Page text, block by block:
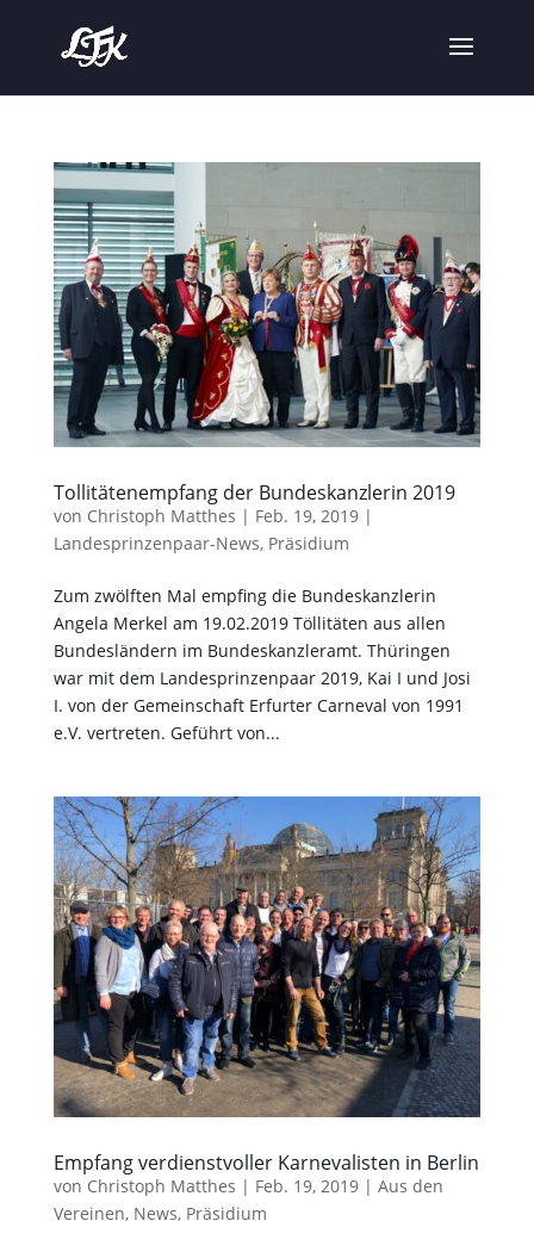
Tollitätenempfang der Bundeskanzlerin 2019
von Christoph Matthes | Feb. 19, 2019|
Landesprinzenpaar-News, Präsidium
Zum zwölften Mal empfing die Bundeskanzlerin
Angela Merkel am 19.02.2019 Töllitäten aus allen
Bundesländern im Bundeskanzleramt. Thüringen
war mit dem Landesprinzenpaar 2019, Kai I und Josi
I. von der Gemeinschaft Erfurter Carneval von 1991
e.V. vertreten. Geführt von...
Empfang verdienstvoller Karnevalisten in Berlin
von Christoph Matthes | Feb. 19, 2019| Aus den
Vereinen, News, Präsidium